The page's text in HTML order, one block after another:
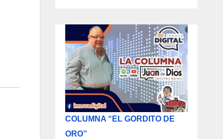
COLUMNA “EL GORDITO DE
ORO”